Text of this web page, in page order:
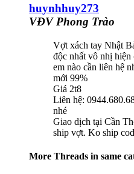
huynhhuy273
VĐV Phong Trào
Vợt xách tay Nhật
độc nhất vô nhị
em nào cần liên hệ
mới 99%
Giá 2t8
Liên hệ:
nhé
Giao dịch tại Cần
ship vợt. Ko ship cod
More Threads in same